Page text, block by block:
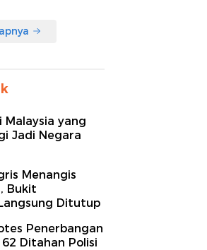
yang
Jadi Negara
Menangis
Bukit
Ditutup
Penerbangan
Ditahan Polisi